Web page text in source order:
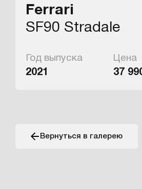
Ferrari
SF90 Stradale
Год выпуска
2021
Цена
37
Вернуться в галерею